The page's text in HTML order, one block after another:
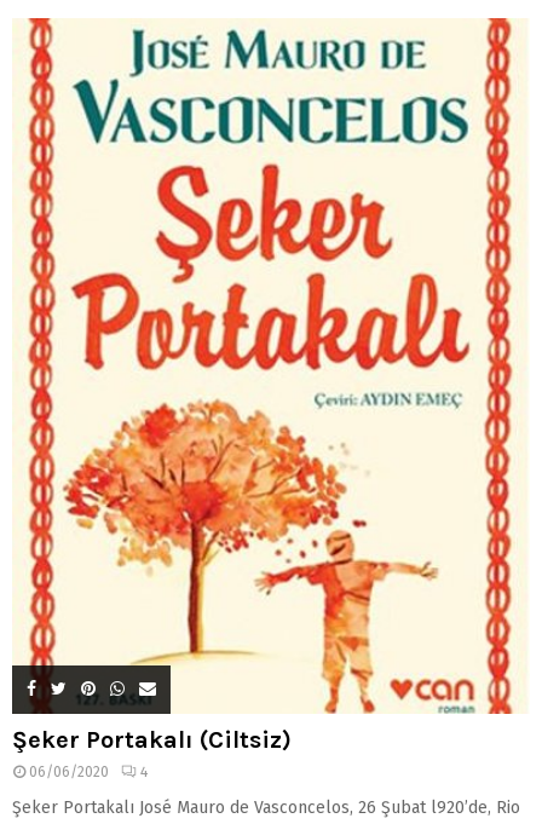
Şeker Portakalı (Ciltsiz)
06/06/2020 4
Şeker Portakalı José Mauro de Vasconcelos, 26 Şubat l920’de, Rio